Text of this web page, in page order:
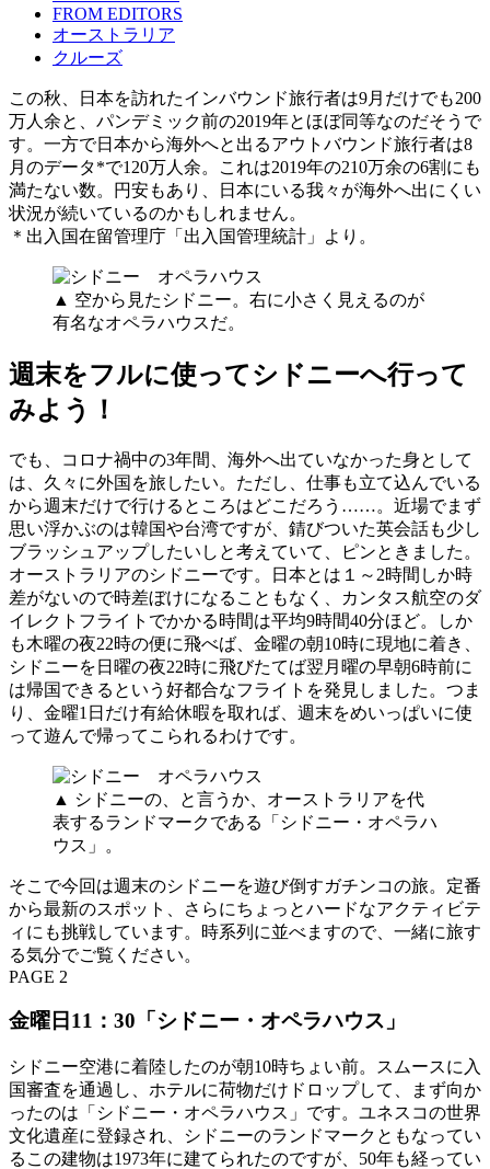
FROM EDITORS
オーストラリア
クルーズ
この秋、日本を訪れたインバウンド旅行者は9月だけでも200
万人余と、パンデミック前の2019年とほぼ同等なのだそうで
す。一方で日本から海外へと出るアウトバウンド旅行者は8
月のデータ*で120万人余。これは2019年の210万余の6割にも
満たない数。円安もあり、日本にいる我々が海外へ出にくい
状況が続いているのかもしれません。
＊出入国在留管理庁「出入国管理統計」より。
▲ 空から見たシドニー。右に小さく見えるのが
有名なオペラハウスだ。
週末をフルに使ってシドニーへ行って
みよう！
でも、コロナ禍中の3年間、海外へ出ていなかった身として
は、久々に外国を旅したい。ただし、仕事も立て込んでいる
から週末だけで行けるところはどこだろう……。近場でまず
思い浮かぶのは韓国や台湾ですが、錆びついた英会話も少し
ブラッシュアップしたいしと考えていて、ピンときました。
オーストラリアのシドニーです。日本とは１～2時間しか時
差がないので時差ぼけになることもなく、カンタス航空のダ
イレクトフライトでかかる時間は平均9時間40分ほど。しか
も木曜の夜22時の便に飛べば、金曜の朝10時に現地に着き、
シドニーを日曜の夜22時に飛びたてば翌月曜の早朝6時前に
は帰国できるという好都合なフライトを発見しました。つま
り、金曜1日だけ有給休暇を取れば、週末をめいっぱいに使
って遊んで帰ってこられるわけです。
▲ シドニーの、と言うか、オーストラリアを代
表するランドマークである「シドニー・オペラハ
ウス」。
そこで今回は週末のシドニーを遊び倒すガチンコの旅。定番
から最新のスポット、さらにちょっとハードなアクティビテ
ィにも挑戦しています。時系列に並べますので、一緒に旅す
る気分でご覧ください。
PAGE 2
金曜日11：30「シドニー・オペラハウス」
シドニー空港に着陸したのが朝10時ちょい前。スムースに入
国審査を通過し、ホテルに荷物だけドロップして、まず向か
ったのは「シドニー・オペラハウス」です。ユネスコの世界
文化遺産に登録され、シドニーのランドマークともなってい
るこの建物は1973年に建てられたのですが、50年も経ってい